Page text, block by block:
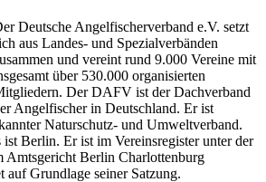
Deutsche Angelfischerverband e.V. setzt
aus Landes- und Spezialverbänden
und vereint rund 9.000 Vereine mit
über 530.000 organisierten
Der DAFV ist der Dachverband
Angelfischer in Deutschland. Er ist
Naturschutz- und Umweltverband.
ist Berlin. Er ist im Vereinsregister unter der
Amtsgericht Berlin Charlottenburg
auf Grundlage seiner Satzung.